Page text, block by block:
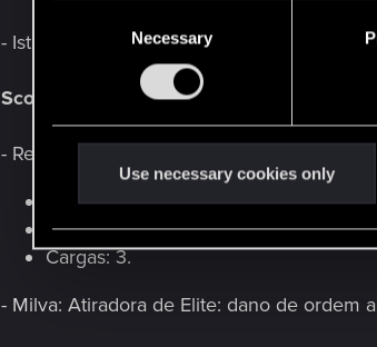
e
l
c
Necessary
Use necessary cookies only
- Istredd: custo de recrutamento alterado
Scoia'tael
- Revigorar: bônus de recrutamento alterado
Habilidade alterada para:
Ordem: reforça 4 unidades na sua
Cargas: 3.
- Milva: Atiradora de Elite: dano de ordem